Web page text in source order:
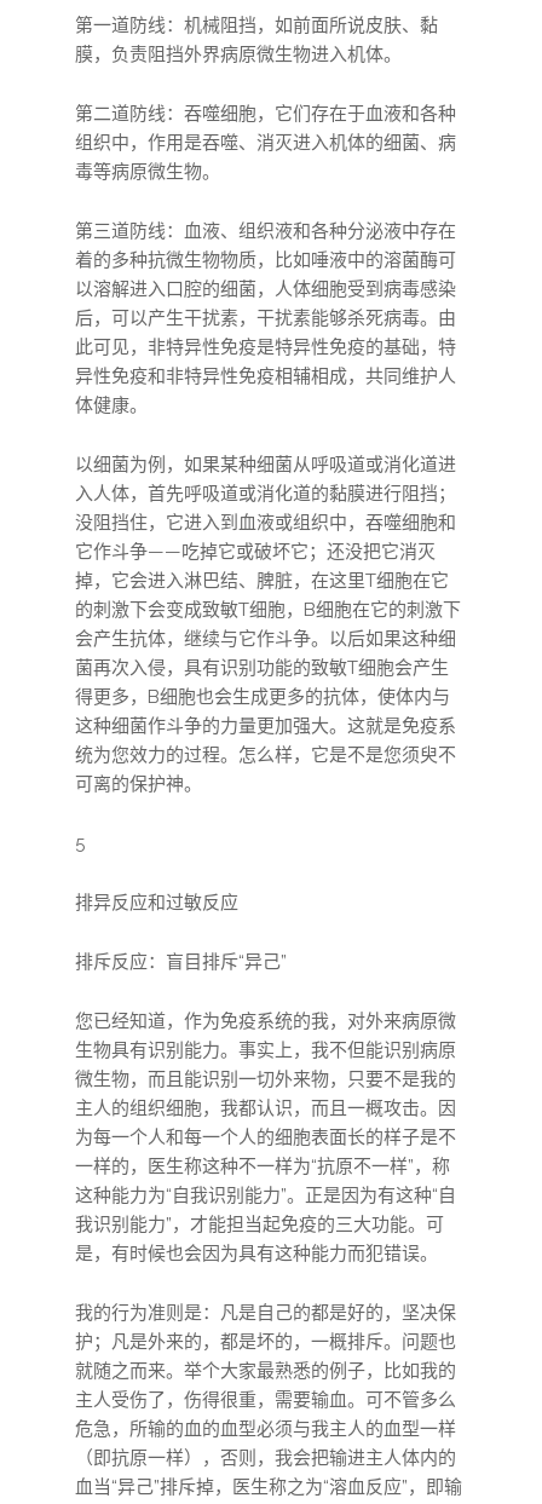
第一道防线：机械阻挡，如前面所说皮肤、黏
膜，负责阻挡外界病原微生物进入机体。
第二道防线：吞噬细胞，它们存在于血液和各种
组织中，作用是吞噬、消灭进入机体的细菌、病
毒等病原微生物。
第三道防线：血液、组织液和各种分泌液中存在
着的多种抗微生物物质，比如唾液中的溶菌酶可
以溶解进入口腔的细菌，人体细胞受到病毒感染
后，可以产生干扰素，干扰素能够杀死病毒。由
此可见，非特异性免疫是特异性免疫的基础，特
异性免疫和非特异性免疫相辅相成，共同维护人
体健康。
以细菌为例，如果某种细菌从呼吸道或消化道进
入人体，首先呼吸道或消化道的黏膜进行阻挡；
没阻挡住，它进入到血液或组织中，吞噬细胞和
它作斗争——吃掉它或破坏它；还没把它消灭
掉，它会进入淋巴结、脾脏，在这里T细胞在它
的刺激下会变成致敏T细胞，B细胞在它的刺激下
会产生抗体，继续与它作斗争。以后如果这种细
菌再次入侵，具有识别功能的致敏T细胞会产生
得更多，B细胞也会生成更多的抗体，使体内与
这种细菌作斗争的力量更加强大。这就是免疫系
统为您效力的过程。怎么样，它是不是您须臾不
可离的保护神。
5
排异反应和过敏反应
排斥反应：盲目排斥“异己”
您已经知道，作为免疫系统的我，对外来病原微
生物具有识别能力。事实上，我不但能识别病原
微生物，而且能识别一切外来物，只要不是我的
主人的组织细胞，我都认识，而且一概攻击。因
为每一个人和每一个人的细胞表面长的样子是不
一样的，医生称这种不一样为“抗原不一样”，称
这种能力为“自我识别能力”。正是因为有这种“自
我识别能力”，才能担当起免疫的三大功能。可
是，有时候也会因为具有这种能力而犯错误。
我的行为准则是：凡是自己的都是好的，坚决保
护；凡是外来的，都是坏的，一概排斥。问题也
就随之而来。举个大家最熟悉的例子，比如我的
主人受伤了，伤得很重，需要输血。可不管多么
危急，所输的血的血型必须与我主人的血型一样
（即抗原一样），否则，我会把输进主人体内的
血当“异己”排斥掉，医生称之为“溶血反应”，即输